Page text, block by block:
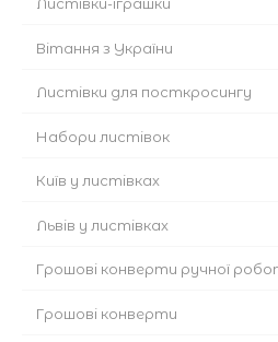
Листівки-іграшки
Вітання з України
Листівки для посткросингу
Набори листівок
Київ у листівках
Львів у листівках
Грошові конверти ручної
Грошові конверти